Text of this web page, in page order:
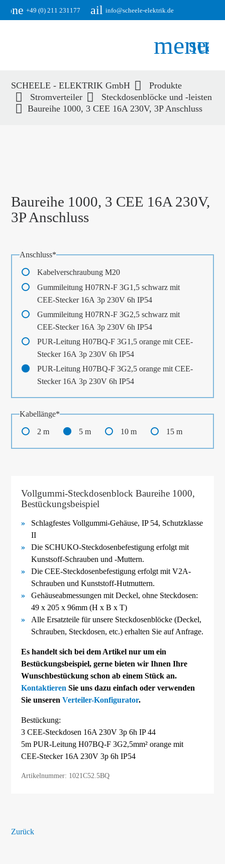
+49 (0) 211 231177email info@scheele-elektrik.de
menu
Suchbegriffe SUCHEN
SCHEELE - ELEKTRIK GmbH
Produkte
Stromverteiler
Steckdosenblöcke und -leisten
Baureihe 1000, 3 CEE 16A 230V, 3P Anschluss
Baureihe 1000, 3 CEE 16A 230V,
3P Anschluss
Pflichtfeld
Anschluss*
Kabelverschraubung M20
Gummileitung H07RN-F 3G1,5 schwarz mit
CEE-Stecker 16A 3p 230V 6h IP54
Gummileitung H07RN-F 3G2,5 schwarz mit
CEE-Stecker 16A 3p 230V 6h IP54
PUR-Leitung H07BQ-F 3G1,5 orange mit CEE-
Stecker 16A 3p 230V 6h IP54
PUR-Leitung H07BQ-F 3G2,5 orange mit CEE-
Stecker 16A 3p 230V 6h IP54
Pflichtfeld
Kabellänge*
2 m 5 m 10 m 15 m
Vollgummi-Steckdosenblock Baureihe 1000,
Bestückungsbeispiel
Schlagfestes Vollgummi-Gehäuse, IP 54, Schutzklasse
II
Die SCHUKO-Steckdosenbefestigung erfolgt mit
Kunstsoff-Schrauben und -Muttern.
Die CEE-Steckdosenbefestigung erfolgt mit V2A-
Schrauben und Kunststoff-Hutmuttern.
Gehäuseabmessungen mit Deckel, ohne Steckdosen:
49 x 205 x 96mm (H x B x T)
Alle Ersatzteile für unsere Steckdosenblöcke (Deckel,
Schrauben, Steckdosen, etc.) erhalten Sie auf Anfrage.
Es handelt sich bei dem Artikel nur um ein
Bestückungsbeispiel, gerne bieten wir Ihnen Ihre
Wunschbestückung schon ab einem Stück an.
Kontaktieren Sie uns dazu einfach oder verwenden
Sie unserenVerteiler-Konfigurator.
Bestückung:
3 CEE-Steckdosen 16A 230V 3p 6h IP 44
5m PUR-Leitung H07BQ-F 3G2,5mm² orange mit
CEE-Stecker 16A 230V 3p 6h IP54
Artikelnummer: 1021C52.5BQ
Zurück